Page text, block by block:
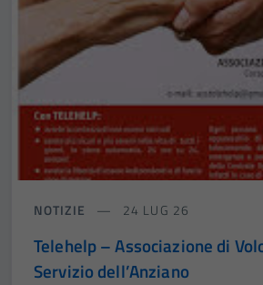
NOTIZIE 24 LUG 26
Telehelp – Associazione di
Servizio dell’Anziano